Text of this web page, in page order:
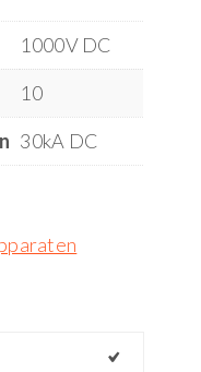
1000V DC
10
30kA DC